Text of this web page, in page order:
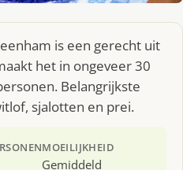
is een gerecht uit
het in ongeveer 30
Belangrijkste
sjalotten en prei.
MOEILIJKHEID
Gemiddeld